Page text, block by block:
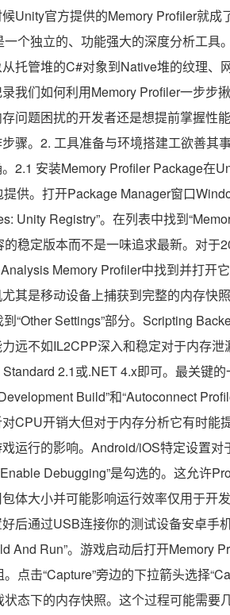
Unity官方提供的Memory Profiler就成
个独立的、功能强大的深度分析工具
托管堆的C#对象到Native堆的纹理、
我们如何利用Memory Profiler一步步
问题困扰的开发者还是想提前掌握性
骤。2. 工具准备与环境搭建工欲善其
2.1 安装Memory Profiler Package在
供。打开Package Manager窗口
Unity Registry”。在列表中找到
稳定版本而不是一味追求最新。对于
Memory Profiler中找到并打开
其是移动设备上捕获到完整的内存快
“Other Settings”部分。Scripting
远不如IL2CPP深入和稳定对于内存
2.1或.NET 4.x即可。最关键的
Build”和“Autoconnect
CPU开销大但对于内存分析它有时能
运行的影响。Android/iOS特定设置对
Debugging”是勾选的。这允许
体大小并可能影响运行效率仅用于开
后通过USB连接你的测试设备安卓手
And Run”。游戏启动后打开Memory
点击“Capture”旁边的下拉箭头选择
态下的内存快照。这个过程可能需要